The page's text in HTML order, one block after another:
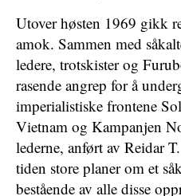
Utover høsten 1969 gikk
amok. Sammen med
ledere, trotskister og
rasende angrep for å
imperialistiske frontene
Vietnam og Kampanjen
lederne, anført av Reidar
tiden store planer om et
bestående av alle disse